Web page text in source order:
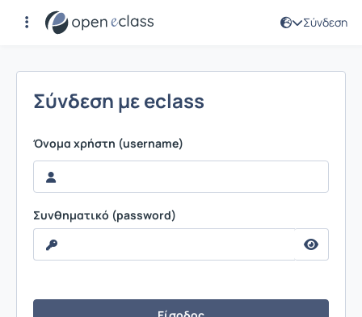
Σύνδεση
Σύνδεση
Σύνδεση με eclass
Όνομα χρήστη (username)
Συνθηματικό (password)